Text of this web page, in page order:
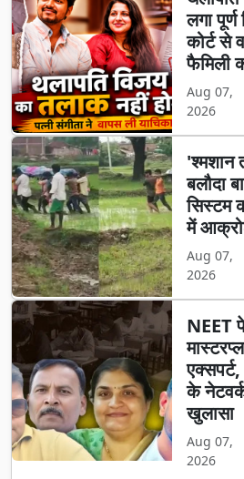
लगा पूर्ण
कोर्ट से
फैमिली
Aug 07,
2026
बलौदा
सिस्टम
में
Aug 07,
2026
NEET
के
खुलासा
Aug 07,
2026